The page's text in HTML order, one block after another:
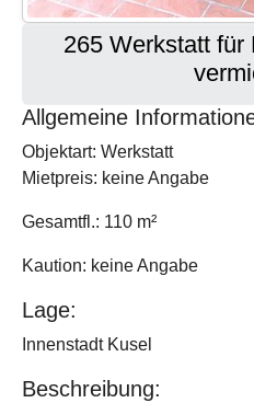
265 Werkstatt für
Allgemeine
Objektart: Werkstatt
Mietpreis: keine Angabe
Gesamtfl.: 110 m²
Kaution: keine Angabe
Lage:
Innenstadt Kusel
Beschreibung: